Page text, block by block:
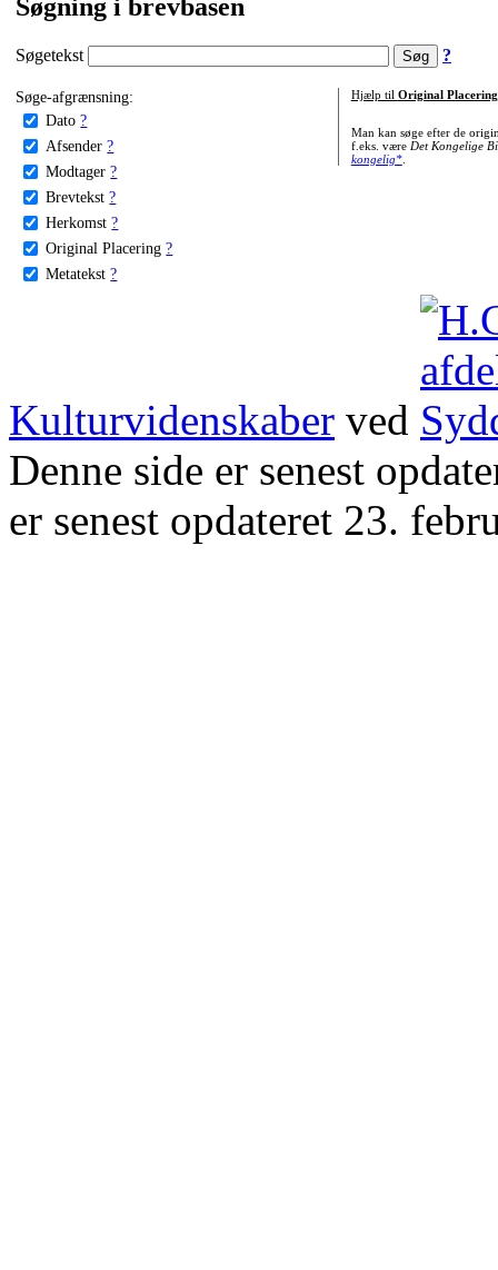
Søgning i brevbasen
Søgetekst ?
Søge-afgrænsning:
Dato ?
Afsender ?
Modtager ?
Brevtekst ?
Herkomst ?
Original Placering ?
Metatekst ?
Hjælp til Original Placering
Man kan søge efter de
f.eks. være Det Kongelige
kongelig*.
Kulturvidenskaber ved
Denne side er senest
er senest opdateret 23.